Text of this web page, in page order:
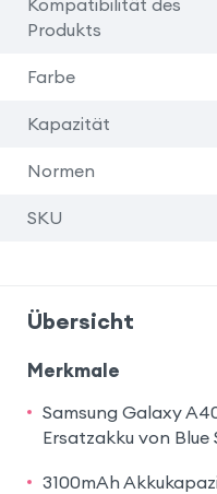
Kompatibilität des
Produkts
Farbe
Kapazität
Normen
SKU
Übersicht
Merkmale
Samsung Galaxy
Ersatzakku von Blue
3100mAh